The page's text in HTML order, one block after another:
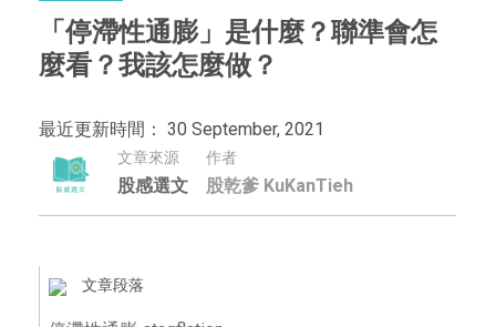
「停滯性通膨」是什麼？聯準會怎
麼看？我該怎麼做？
最近更新時間： 30 September, 2021
文章來源
股感選文
作者
股乾爹 KuKanTieh
文章段落